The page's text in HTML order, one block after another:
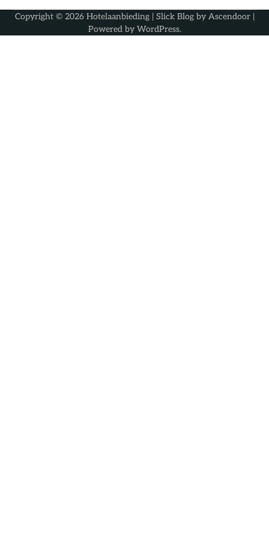
Copyright © 2026 Hotelaanbieding| Slick Blog by Ascendoor|
Powered by WordPress.